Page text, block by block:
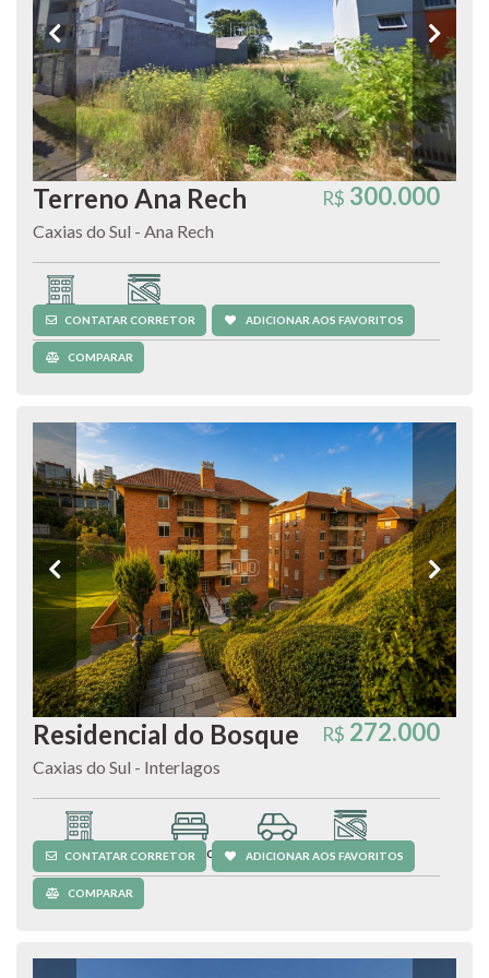
R$ 300.000
Terreno Ana Rech
Caxias do Sul - Ana Rech
Terreno 450 m²
CONTATAR CORRETOR ADICIONAR AOS FAVORITOS
COMPARAR
R$ 272.000
Residencial do Bosque
Caxias do Sul - Interlagos
Apartamento 3 quartos 1 vaga 63 m²
CONTATAR CORRETOR ADICIONAR AOS FAVORITOS
COMPARAR